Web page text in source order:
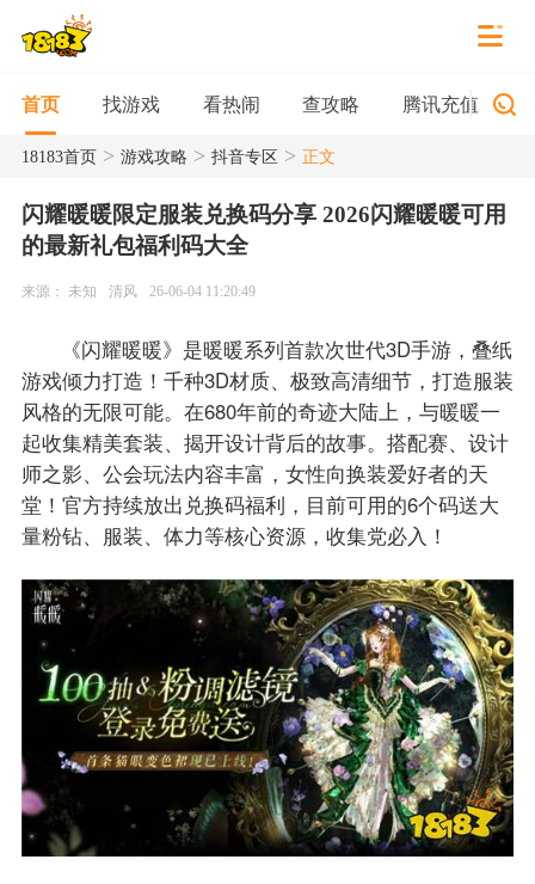
首页 找游戏 看热闹 查攻略 腾讯充值
18183首页> 游戏攻略 > 抖音专区> 正文
闪耀暖暖限定服装兑换码分享 2026闪耀暖暖可用
的最新礼包福利码大全
来源： 未知 清风 26-06-04 11:20:49
《闪耀暖暖》是暖暖系列首款次世代3D手游，叠纸
游戏倾力打造！千种3D材质、极致高清细节，打造服装
风格的无限可能。在680年前的奇迹大陆上，与暖暖一
起收集精美套装、揭开设计背后的故事。搭配赛、设计
师之影、公会玩法内容丰富，女性向换装爱好者的天
堂！官方持续放出兑换码福利，目前可用的6个码送大
量粉钻、服装、体力等核心资源，收集党必入！